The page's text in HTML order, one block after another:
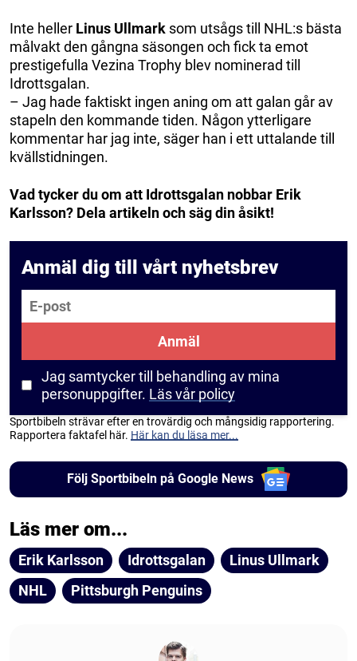
Inte heller Linus Ullmark som utsågs till NHL:s bästa
målvakt den gångna säsongen och fick ta emot
prestigefulla Vezina Trophy blev nominerad till
Idrottsgalan.
– Jag hade faktiskt ingen aning om att galan går av
stapeln den kommande tiden. Någon ytterligare
kommentar har jag inte, säger han i ett uttalande till
kvällstidningen.
Vad tycker du om att Idrottsgalan nobbar Erik
Karlsson? Dela artikeln och säg din åsikt!
Anmäl dig till vårt nyhetsbrev
E-post
Anmäl
Jag samtycker till behandling av mina
personuppgifter. Läs vår policy
Sportbibeln strävar efter en trovärdig och mångsidig rapportering.
Rapportera faktafel här. Här kan du läsa mer...
Följ Sportbibeln på Google News
Läs mer om...
Erik Karlsson Idrottsgalan
Linus Ullmark
NHL
Pittsburgh Penguins